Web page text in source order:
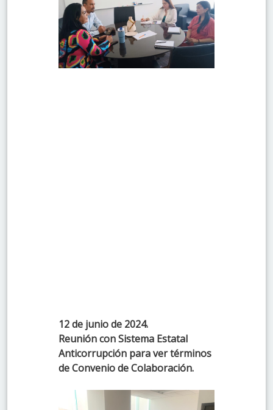
12 de junio de 2024.
Reunión con Sistema Estatal
Anticorrupción para ver términos
de Convenio de Colaboración.